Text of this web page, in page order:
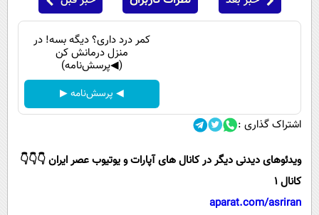
کمر درد داری؟ دیگه بسه! در
منزل درمانش کن
(◀پرسش‌نامه)
◀ پرسش‌نامه ▶
اشتراک گذاری :
ویدئوهای دیدنی دیگر در کانال های آپارات و یوتیوب عصر ایران 👇👇👇
کانال 1
aparat.com/asriran